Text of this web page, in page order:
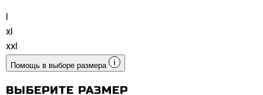
l
xl
xxl
Помощь в выборе размера
ВЫБЕРИТЕ РАЗМЕР